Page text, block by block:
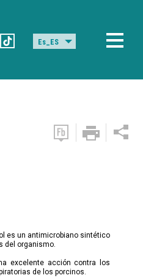
Es_ES
es un antimicrobiano sintético
del organismo.
excelente acción contra los
de los porcinos.